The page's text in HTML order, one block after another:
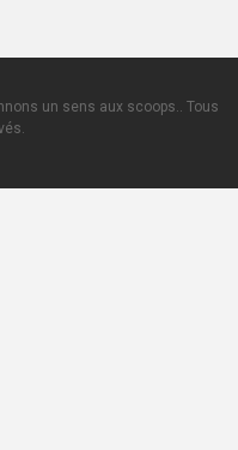
un sens aux scoops.. Tous